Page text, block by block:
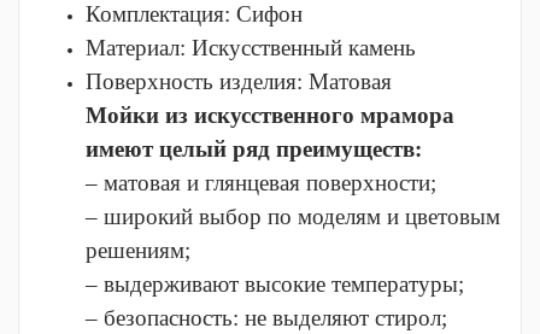
Комплектация: Сифон
Материал: Искусственный камень
Поверхность изделия: Матовая
Мойки из искусственного мрамора
имеют целый ряд преимуществ:
– матовая и глянцевая поверхности;
– широкий выбор по моделям и цветовым
решениям;
– выдерживают высокие температуры;
– безопасность: не выделяют стирол;